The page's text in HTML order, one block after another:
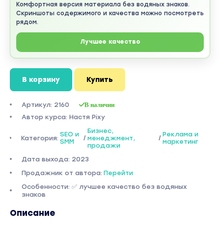
Комфортная версия материала без водяных знаков.
Скриншоты содержимого и качества можно посмотреть
рядом.
Лучшее качество
В корзину Купить
Артикул: 2160 В наличии
Автор курса: Настя Pixy
Категория: SEO и
SMM
/
Бизнес,
менеджмент,
продажи
/ Реклама и
маркетинг
Дата выхода: 2023
Продажник от автора: Перейти
Особенности: ✅ лучшее качество без водяных
знаков
Описание